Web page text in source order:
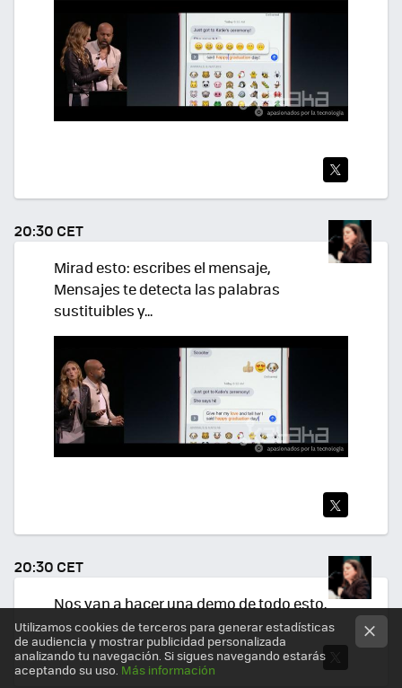
TEA
R
20:30 CET
Mirad esto: escribes el mensaje,
Mensajes te detecta las palabras
sustituibles y...
TEA
R
20:30 CET
Nos van a hacer una demo de todo esto.
Utilizamos cookies de terceros para generar estadísticas
de audiencia y mostrar publicidad personalizada
analizando tu navegación. Si sigues navegando estarás
aceptando su uso. Más información